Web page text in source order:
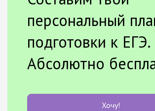
персональный
подготовки к ЕГЭ.
Абсолютно
Хочу!